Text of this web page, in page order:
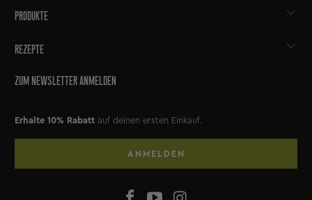
PRODUKTE
REZEPTE
ZUM NEWSLETTER ANMELDEN
Erhalte 10% Rabatt auf deinen ersten Einkauf.
ANMELDEN